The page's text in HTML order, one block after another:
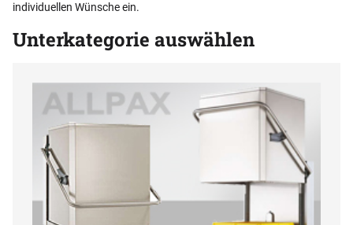
individuellen Wünsche ein.
Unterkategorie auswählen